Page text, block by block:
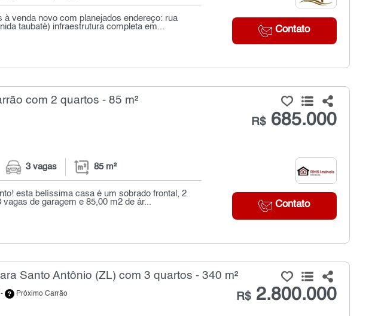
Contato
à venda novo com planejados endereço: rua
taubaté) infraestrutura completa em...
com 2 quartos - 85 m²
R$685.000
Contato
3 vagas 85 m²
esta belíssima casa é um sobrado frontal, 2
de garagem e 85,00 m2 de ár...
Santo Antônio (ZL) com 3 quartos - 340 m²
- Próximo Carrão R$2.800.000